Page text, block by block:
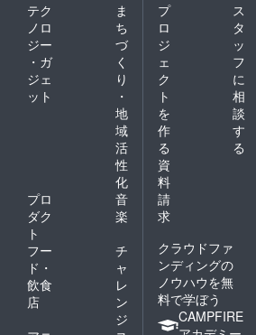
テク
ノロ
ジー
・ガ
ジェ
ット
ま
ち
づ
く
り
・
地
域
活
性
化
プロ
ダク
ト
音
楽
フー
ド・
飲食
店
チ
ャ
レ
ン
ジ
プ
ロ
ジ
ェ
ク
ト
を
作
る
ス
タ
ッ
フ
に
相
談
す
る
資
料
請
求
クラウドファ
ンディングの
ノウハウを無
料で学ぼう
CAMPFIRE